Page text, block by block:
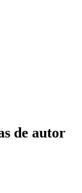
de autor